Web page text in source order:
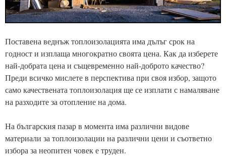
Поставена веднъж топлоизолацията има дълъг срок на
годност и изплаща многократно своята цена. Как да изберете
най-добрата цена и същевременно най-доброто качество?
Преди всичко мислете в перспектива при своя избор, защото
само качествената топлоизолация ще се изплати с намаляване
на разходите за отопление на дома.
На българския пазар в момента има различни видове
материали за топлоизолации на различни цени и съответно
избора за неопитен човек е труден.